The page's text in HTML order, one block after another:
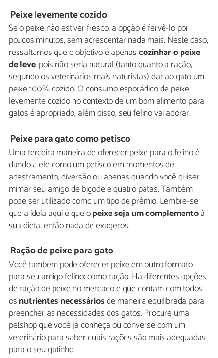
Peixe levemente cozido
Se o peixe não estiver fresco, a opção é fervê-lo por
poucos minutos, sem acrescentar nada mais. Neste caso,
ressaltamos que o objetivo é apenascozinhar o peixe
de leve, pois não seria natural (tanto quanto a ração,
segundo os veterinários mais naturistas) dar ao gato um
peixe 100% cozido. O consumo esporádico de peixe
levemente cozido no contexto de um bom alimento para
gatos é apropriado, além disso, seu felino vai adorar.
Peixe para gato como petisco
Uma terceira maneira de oferecer peixe para o felino é
dando a ele como um petisco em momentos de
adestramento, diversão ou apenas quando você quiser
mimar seu amigo de bigode e quatro patas. Também
pode ser utilizado como um tipo de prêmio. Lembre-se
que a ideia aqui é que opeixe seja um complementoà
sua dieta, então nada de exageros.
Ração de peixe para gato
Você também pode oferecer peixe em outro formato
para seu amigo felino: como ração. Há diferentes opções
de ração de peixe no mercado e que contam com todos
os nutrientes necessáriosde maneira equilibrada para
preencher as necessidades dos gatos. Procure uma
petshop que você já conheça ou converse com um
veterinário para saber quais rações são mais adequadas
para o seu gatinho.